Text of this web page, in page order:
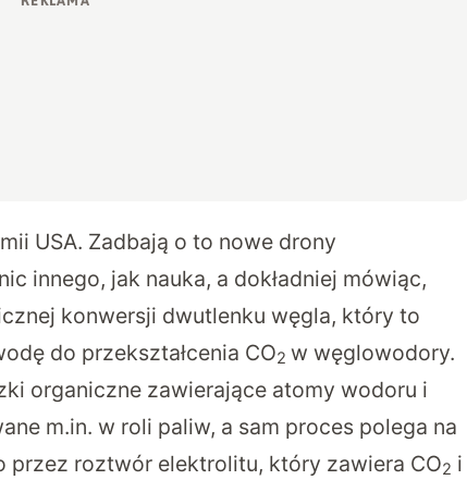
USA. Zadbają o to nowe drony
innego, jak nauka, a dokładniej mówiąc,
konwersji dwutlenku węgla, który to
do przekształcenia CO2 w węglowodory.
organiczne zawierające atomy wodoru i
m.in. w roli paliw, a sam proces polega na
przez roztwór elektrolitu, który zawiera CO2 i